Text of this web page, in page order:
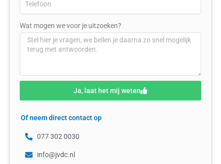
Wat mogen we voor je uitzoeken?
Ja, laat het mij weten
Of neem direct contact op
077 302 0030
info@jvdc.nl